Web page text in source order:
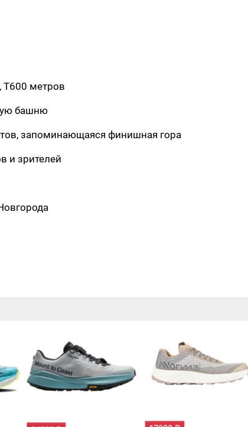
Т600 метров
башню
запоминающаяся финишная гора
и зрителей